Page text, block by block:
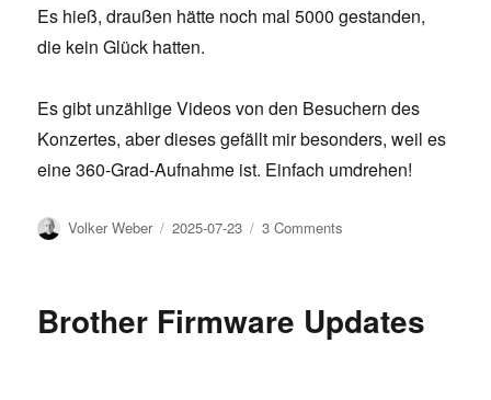
Es hieß, draußen hätte noch mal 5000 gestanden,
die kein Glück hatten.
Es gibt unzählige Videos von den Besuchern des
Konzertes, aber dieses gefällt mir besonders, weil es
eine 360-Grad-Aufnahme ist. Einfach umdrehen!
Author
Volker Weber
Posted
2025-07-23 3 Comments
Köln
Brother Firmware Updates